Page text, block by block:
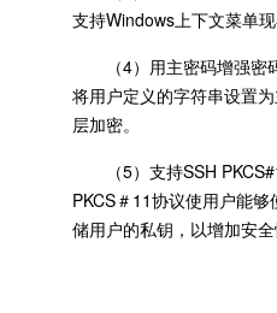
支持Windows上下文菜单
（4）用主密码增强密
将用户定义的字符串设置
层加密。
（5）支持SSH
PKCS＃11协议使用户能
储用户的私钥，以增加安全